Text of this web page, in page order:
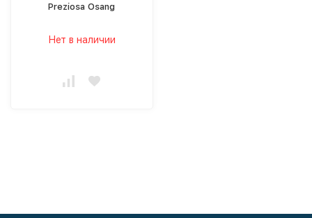
Preziosa Osang
Нет в наличии